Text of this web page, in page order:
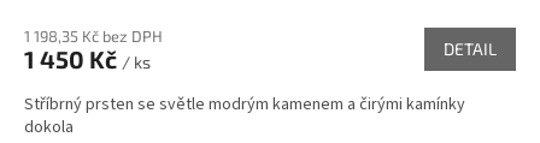
1 198,35 Kč bez DPH
1 450 Kč / ks
DETAIL
Stříbrný prsten se světle modrým kamenem a čirými kamínky
dokola